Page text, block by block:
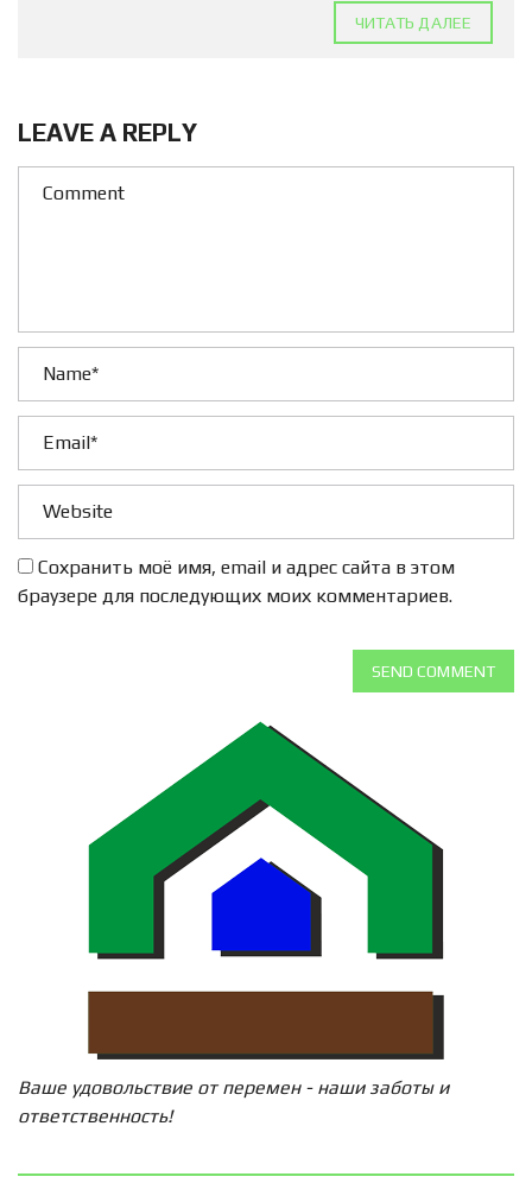
ЧИТАТЬ ДАЛЕЕ
LEAVE A REPLY
Сохранить моё имя, email и адрес сайта в этом
браузере для последующих моих комментариев.
SEND COMMENT
Ваше удовольствие от перемен - наши заботы и
ответственность!